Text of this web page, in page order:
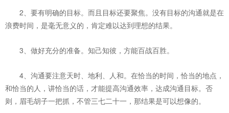
2、要有明确的目标。而且目标还要聚焦。没有目标的沟通就是在
浪费时间，是毫无意义的，肯定难以达到理想的结果。
3、做好充分的准备。知己知彼，方能百战百胜。
4、沟通要注意天时、地利、人和。在恰当的时间，恰当的地点，
和恰当的人，讲恰当的话，才能提高沟通效率，达成沟通目标。否
则，眉毛胡子一把抓，不管三七二十一，那结果是可以想像的。